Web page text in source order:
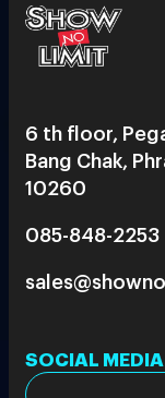
6 th floor,
Bang Chak,
10260
085-848-2253
SOCIAL MEDIA